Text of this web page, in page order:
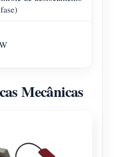
Mecânicas